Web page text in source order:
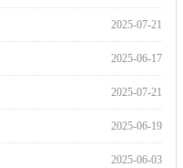
2025-07-21
2025-06-17
2025-07-21
2025-06-19
2025-06-03